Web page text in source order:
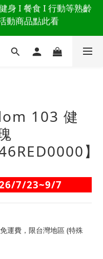
強 👉 3大生活貼心巧
主導權
強 👉 3大生活貼心巧
主導權
身 I 餐食 I 行動等熟齡
動商品點此看
👉 3大生活貼心巧
主導權
103 健
】
7/23~9/7
運費，限台灣地區 (特殊